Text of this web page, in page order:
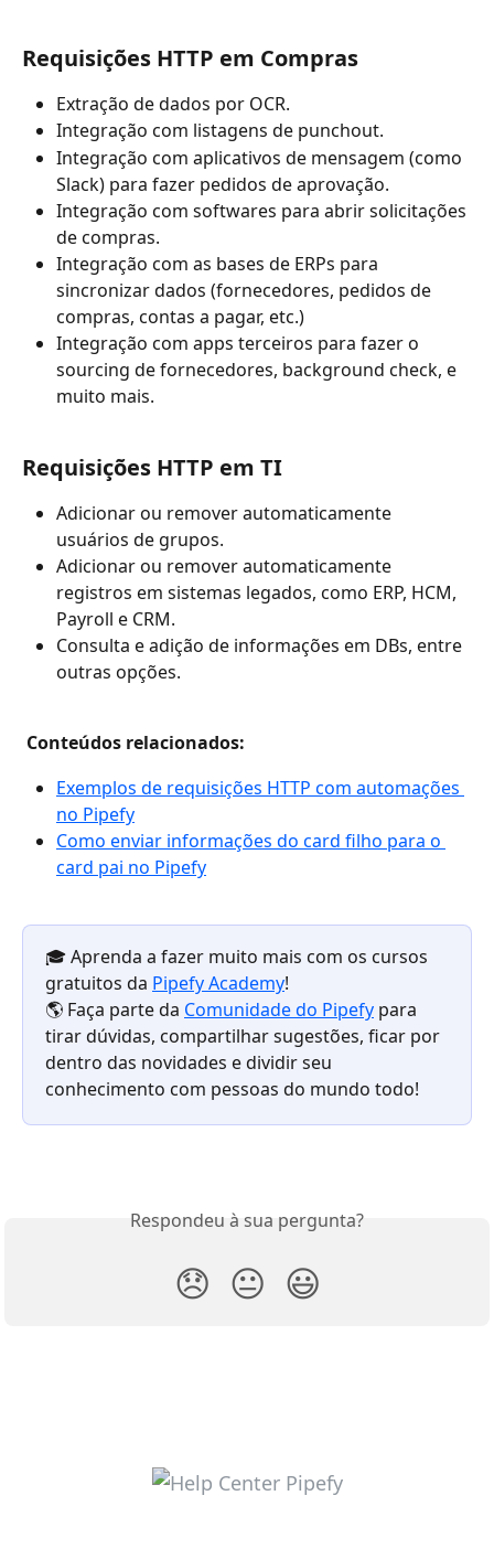
Requisições HTTP em Compras
Extração de dados por OCR.
Integração com listagens de punchout.
Integração com aplicativos de mensagem (como
Slack) para fazer pedidos de aprovação.
Integração com softwares para abrir solicitações
de compras.
Integração com as bases de ERPs para
sincronizar dados (fornecedores, pedidos de
compras, contas a pagar, etc.)
Integração com apps terceiros para fazer o
sourcing de fornecedores, background check, e
muito mais.
Requisições HTTP em TI
Adicionar ou remover automaticamente
usuários de grupos.
Adicionar ou remover automaticamente
registros em sistemas legados, como ERP, HCM,
Payroll e CRM.
Consulta e adição de informações em DBs, entre
outras opções.
Conteúdos relacionados:
Exemplos de requisições HTTP com automações
no Pipefy
Como enviar informações do card filho para o
card pai no Pipefy
🎓 Aprenda a fazer muito mais com os cursos
gratuitos da Pipefy Academy!
🌎 Faça parte da Comunidade do Pipefy para
tirar dúvidas, compartilhar sugestões, ficar por
dentro das novidades e dividir seu
conhecimento com pessoas do mundo todo!
Respondeu à sua pergunta?
😞 😐 😃